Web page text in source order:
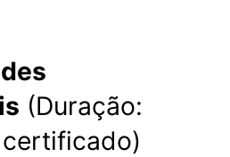
(Duração: